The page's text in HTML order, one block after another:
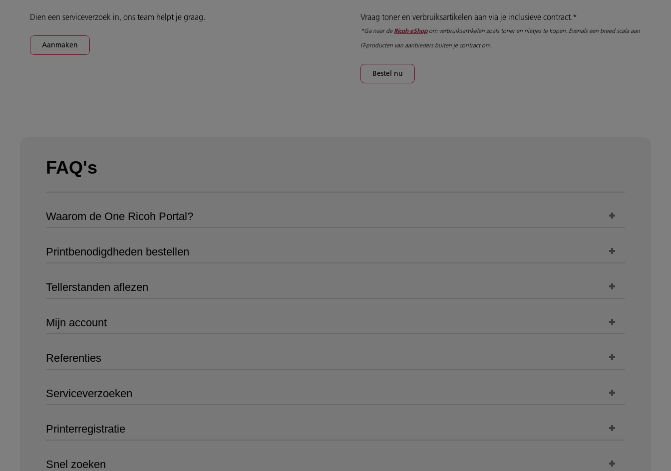
Dien een serviceverzoek in, ons team helpt je graag.
Aanmaken
Vraag toner en verbruiksartikelen aan via je inclusieve contract.*
*Ga naar de Ricoh eShopom verbruiksartikelen zoals toner en nietjes te kopen. Evenals een breed scala aan
IT-producten van aanbieders buiten je contract om.
Bestel nu
FAQ's
Waarom de One Ricoh Portal?
Printbenodigdheden bestellen
Tellerstanden aflezen
Mijn account
Referenties
Serviceverzoeken
Printerregistratie
Snel zoeken